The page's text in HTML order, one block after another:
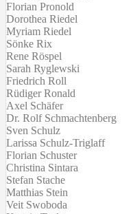
Florian Pronold
Dorothea Riedel
Myriam Riedel
Sönke Rix
Rene Röspel
Sarah Ryglewski
Friedrich Roll
Rüdiger Ronald
Axel Schäfer
Dr. Rolf Schmachtenberg
Sven Schulz
Larissa Schulz-Triglaff
Florian Schuster
Christina Sintara
Stefan Stache
Matthias Stein
Veit Swoboda